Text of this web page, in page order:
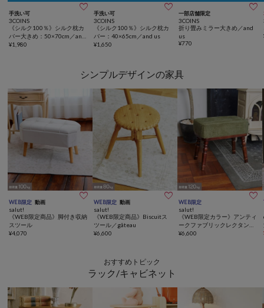
手洗い可 
3COINS
《シルク100％》シルク枕カ
バー大きめ：50×70cm／and
us
¥1,980
手洗い可 
3COINS
《シルク100％》シルク枕カ
バー：40×65cm／and us
¥1,650
一部店舗限定 
3COINS
折り畳みミラー大きめ／and
us
¥770
シンプルデザインの家具
WEB限定 動画 
salut!
《WEB限定商品》脚付き収納
スツール
¥4,070
WEB限定 動画 
salut!
《WEB限定商品》Biscuitス
ツール／gâteau
¥6,600
WEB限定 
salut!
《WEB限定カラー》アンティ
ークファブリックレクタング
ルスツール
¥6,600
おすすめトピック
ラック/キャビネット